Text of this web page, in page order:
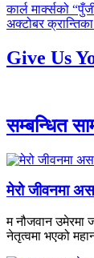
पछिल्लाे
-
कार्ल मार्क्सको
अघिल्लाे
अक्टोबर
Give Us
सम्बन्धित
मेरो जीवनमा
म नौजवान उमेरमा
नेतृत्वमा भएको